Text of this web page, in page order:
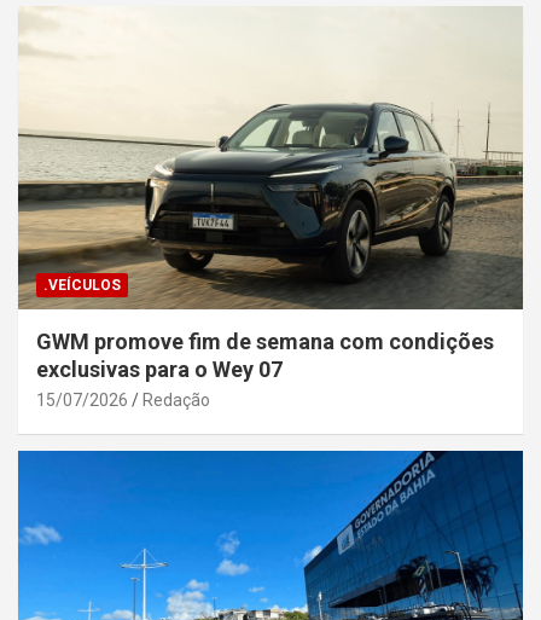
.VEÍCULOS
GWM promove fim de semana com condições
exclusivas para o Wey 07
15/07/2026 Redação